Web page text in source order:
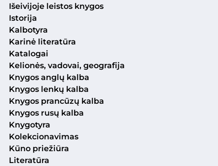
Išeivijoje leistos knygos
Istorija
Kalbotyra
Karinė literatūra
Katalogai
Kelionės, vadovai, geografija
Knygos anglų kalba
Knygos lenkų kalba
Knygos prancūzų kalba
Knygos rusų kalba
Knygotyra
Kolekcionavimas
Kūno priežiūra
Literatūra